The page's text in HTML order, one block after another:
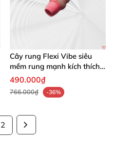
Cây rung Flexi Vibe siêu
mềm rung mạnh kích thích
điểm G thỏa mãn
490.000₫
766.000₫ -36%
2